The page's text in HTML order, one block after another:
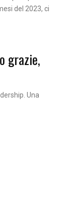
del 2023, ci
grazie,
Una